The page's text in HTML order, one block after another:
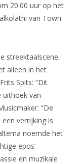
20.00 uur op het
van Town
streektaalscene.
alleen in het
Spits: “Dit
uithoek van
“De
verrijking is
noemde het
epos’
en muzikale